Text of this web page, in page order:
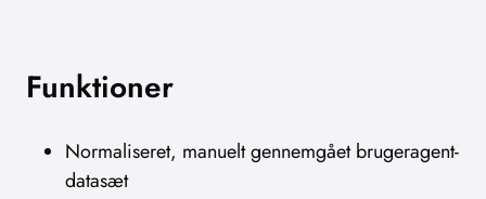
Funktioner
Normaliseret, manuelt gennemgået brugeragent-
datasæt